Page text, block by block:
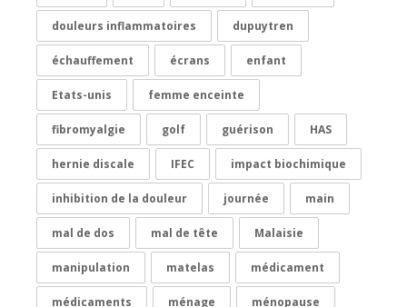
douleurs inflammatoires dupuytren
échauffement écrans enfant
Etats-unis femme enceinte
fibromyalgie golf guérison HAS
hernie discale IFEC impact biochimique
inhibition de la douleur journée main
mal de dos mal de tête Malaisie
manipulation matelas médicament
médicaments ménage ménopause